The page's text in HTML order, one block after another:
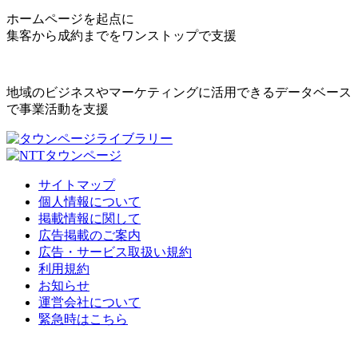
ホームページを起点に
集客から成約までをワンストップで支援
地域のビジネスやマーケティングに活用できるデータベース
で事業活動を支援
サイトマップ
個人情報について
掲載情報に関して
広告掲載のご案内
広告・サービス取扱い規約
利用規約
お知らせ
運営会社について
緊急時はこちら